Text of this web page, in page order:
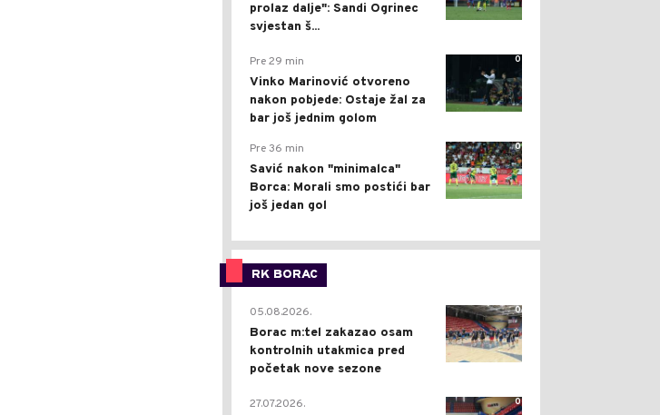
prolaz dalje": Sandi Ogrinec
svjestan š...
0
Pre 29 min
Vinko Marinović otvoreno
nakon pobjede: Ostaje žal za
bar još jednim golom
0
Pre 36 min
Savić nakon "minimalca"
Borca: Morali smo postići bar
još jedan gol
RK BORAC
0
05.08.2026.
Borac m:tel zakazao osam
kontrolnih utakmica pred
početak nove sezone
0
27.07.2026.